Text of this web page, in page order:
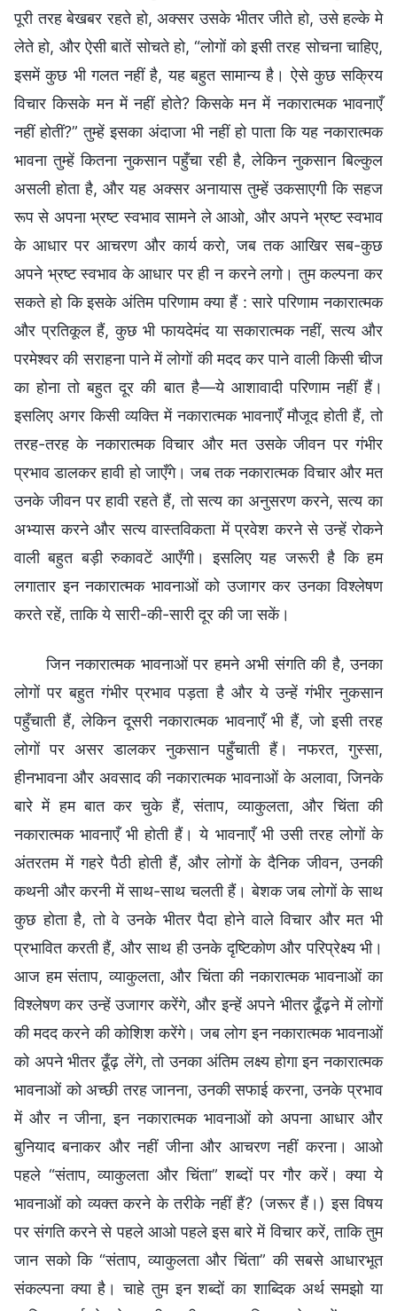
पूरी तरह बेखबर रहते हो, अक्सर उसके भीतर जीते हो, उसे हल्के मे
लेते हो, और ऐसी बातें सोचते हो, “लोगों को इसी तरह सोचना चाहिए,
इसमें कुछ भी गलत नहीं है, यह बहुत सामान्य है। ऐसे कुछ सक्रिय
विचार किसके मन में नहीं होते? किसके मन में नकारात्मक भावनाएँ
नहीं होतीं?” तुम्हें इसका अंदाजा भी नहीं हो पाता कि यह नकारात्मक
भावना तुम्हें कितना नुकसान पहुँचा रही है, लेकिन नुकसान बिल्कुल
असली होता है, और यह अक्सर अनायास तुम्हें उकसाएगी कि सहज
रूप से अपना भ्रष्ट स्वभाव सामने ले आओ, और अपने भ्रष्ट स्वभाव
के आधार पर आचरण और कार्य करो, जब तक आखिर सब-कुछ
अपने भ्रष्ट स्वभाव के आधार पर ही न करने लगो। तुम कल्पना कर
सकते हो कि इसके अंतिम परिणाम क्या हैं : सारे परिणाम नकारात्मक
और प्रतिकूल हैं, कुछ भी फायदेमंद या सकारात्मक नहीं, सत्य और
परमेश्वर की सराहना पाने में लोगों की मदद कर पाने वाली किसी चीज
का होना तो बहुत दूर की बात है—ये आशावादी परिणाम नहीं हैं।
इसलिए अगर किसी व्यक्ति में नकारात्मक भावनाएँ मौजूद होती हैं, तो
तरह-तरह के नकारात्मक विचार और मत उसके जीवन पर गंभीर
प्रभाव डालकर हावी हो जाएँगे। जब तक नकारात्मक विचार और मत
उनके जीवन पर हावी रहते हैं, तो सत्य का अनुसरण करने, सत्य का
अभ्यास करने और सत्य वास्तविकता में प्रवेश करने से उन्हें रोकने
वाली बहुत बड़ी रुकावटें आएँगी। इसलिए यह जरूरी है कि हम
लगातार इन नकारात्मक भावनाओं को उजागर कर उनका विश्लेषण
करते रहें, ताकि ये सारी-की-सारी दूर की जा सकें।
जिन नकारात्मक भावनाओं पर हमने अभी संगति की है, उनका
लोगों पर बहुत गंभीर प्रभाव पड़ता है और ये उन्हें गंभीर नुकसान
पहुँचाती हैं, लेकिन दूसरी नकारात्मक भावनाएँ भी हैं, जो इसी तरह
लोगों पर असर डालकर नुकसान पहुँचाती हैं। नफरत, गुस्सा,
हीनभावना और अवसाद की नकारात्मक भावनाओं के अलावा, जिनके
बारे में हम बात कर चुके हैं, संताप, व्याकुलता, और चिंता की
नकारात्मक भावनाएँ भी होती हैं। ये भावनाएँ भी उसी तरह लोगों के
अंतरतम में गहरे पैठी होती हैं, और लोगों के दैनिक जीवन, उनकी
कथनी और करनी में साथ-साथ चलती हैं। बेशक जब लोगों के साथ
कुछ होता है, तो वे उनके भीतर पैदा होने वाले विचार और मत भी
प्रभावित करती हैं, और साथ ही उनके दृष्टिकोण और परिप्रेक्ष्य भी।
आज हम संताप, व्याकुलता, और चिंता की नकारात्मक भावनाओं का
विश्लेषण कर उन्हें उजागर करेंगे, और इन्हें अपने भीतर ढूँढ़ने में लोगों
की मदद करने की कोशिश करेंगे। जब लोग इन नकारात्मक भावनाओं
को अपने भीतर ढूँढ़ लेंगे, तो उनका अंतिम लक्ष्य होगा इन नकारात्मक
भावनाओं को अच्छी तरह जानना, उनकी सफाई करना, उनके प्रभाव
में और न जीना, इन नकारात्मक भावनाओं को अपना आधार और
बुनियाद बनाकर और नहीं जीना और आचरण नहीं करना। आओ
पहले “संताप, व्याकुलता और चिंता” शब्दों पर गौर करें। क्या ये
भावनाओं को व्यक्त करने के तरीके नहीं हैं? (जरूर हैं।) इस विषय
पर संगति करने से पहले आओ पहले इस बारे में विचार करें, ताकि तुम
जान सको कि “संताप, व्याकुलता और चिंता” की सबसे आधारभूत
संकल्पना क्या है। चाहे तुम इन शब्दों का शाब्दिक अर्थ समझो या